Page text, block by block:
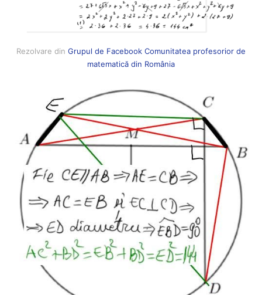
Rezolvare din Grupul de Facebook Comunitatea profesorior de
matematică din România